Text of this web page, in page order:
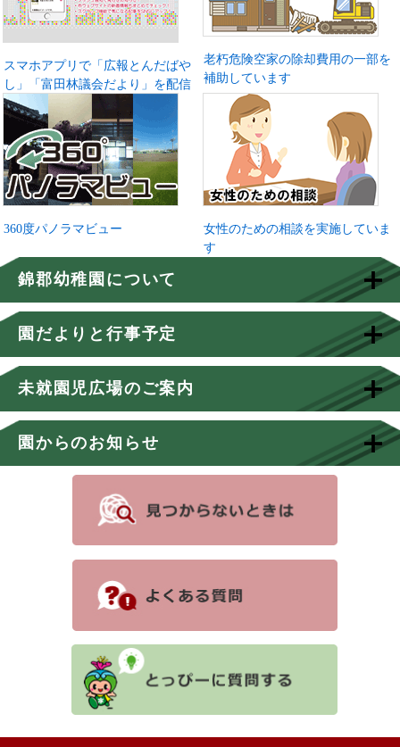
錦郡幼稚園について
園だよりと行事予定
未就園児広場のご案内
園からのお知らせ
スマホアプリで「広報とんだばや
し」「富田林議会だより」を配信
老朽危険空家の除却費用の一部を
補助しています
360度パノラマビュー
女性のための相談を実施していま
す